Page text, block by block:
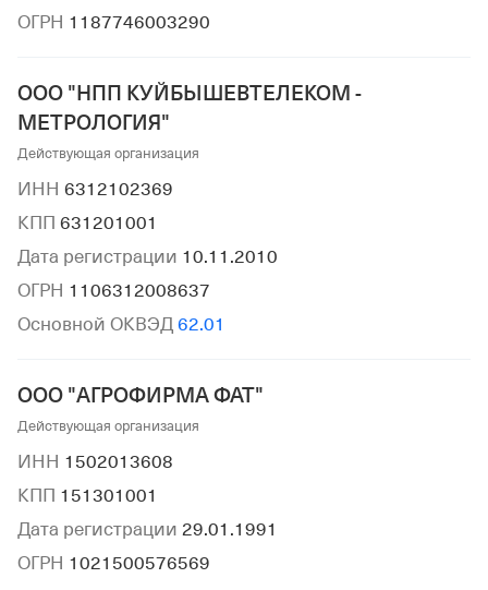
ОГРН 1187746003290
ООО "НПП КУЙБЫШЕВТЕЛЕКОМ -
МЕТРОЛОГИЯ"
Действующая организация
ИНН 6312102369
КПП 631201001
Дата регистрации 10.11.2010
ОГРН 1106312008637
Основной ОКВЭД 62.01
ООО "АГРОФИРМА ФАТ"
Действующая организация
ИНН 1502013608
КПП 151301001
Дата регистрации 29.01.1991
ОГРН 1021500576569